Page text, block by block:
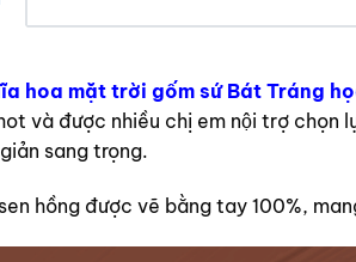
hoa mặt trời gốm sứ Bát Tráng
và được nhiều chị em nội trợ chọn
sang trọng.
hồng được vẽ bằng tay 100%,